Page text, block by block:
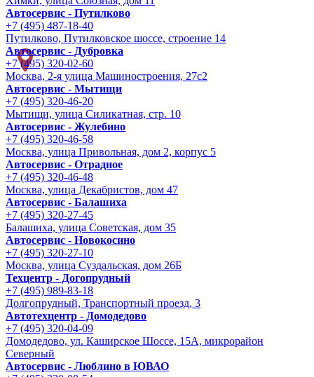
Автосервис - Путилково
+7 (495) 487-18-40
Путилково, Путилковское шоссе, строение 14
Автосервис - Дубровка
+7 (495) 320-02-60
Москва, 2-я улица Машиностроения, 27с2
Автосервис - Мытищи
+7 (495) 320-46-20
Мытищи, улица Силикатная, стр. 10
Автосервис - Жулебино
+7 (495) 320-46-58
Москва, улица Привольная, дом 2, корпус 5
Автосервис - Отрадное
+7 (495) 320-46-48
Москва, улица Декабристов, дом 47
Автосервис - Балашиха
+7 (495) 320-27-45
Балашиха, улица Советская, дом 35
Автосервис - Новокосино
+7 (495) 320-27-10
Москва, улица Суздальская, дом 26Б
Техцентр - Догопрудный
+7 (495) 989-83-18
Долгопрудный, Транспортный проезд, 3
Автотехцентр - Домодедово
+7 (495) 320-04-09
Домодедово, ул. Каширское Шоссе, 15А, микрорайон
Северный
Автосервис - Люблино в ЮВАО